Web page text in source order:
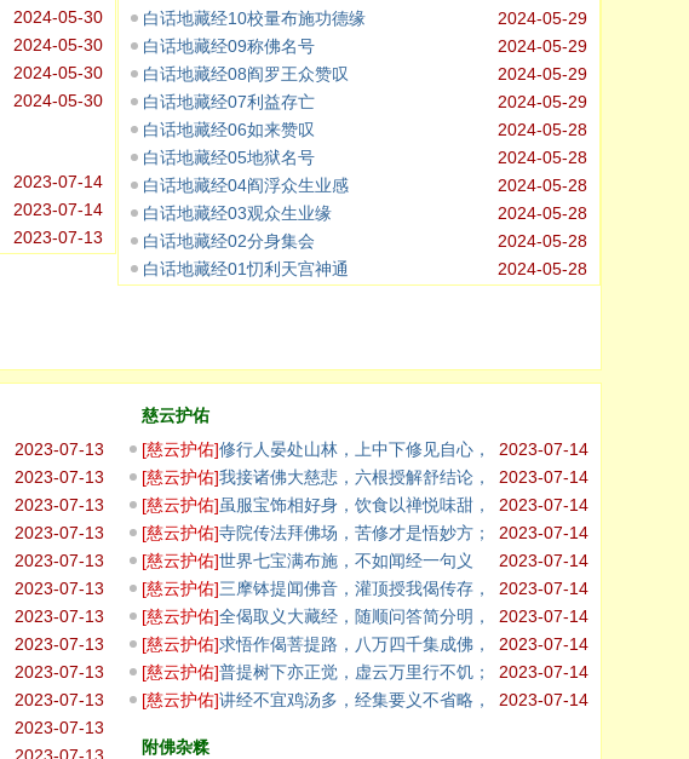
2024-05-30
2024-05-30
2024-05-30
2024-05-30
2023-07-14
2023-07-14
2023-07-13
2024-05-29
白话地藏经10校量布施功德缘
2024-05-29
白话地藏经09称佛名号
2024-05-29
白话地藏经08阎罗王众赞叹
2024-05-29
白话地藏经07利益存亡
2024-05-28
白话地藏经06如来赞叹
2024-05-28
白话地藏经05地狱名号
2024-05-28
白话地藏经04阎浮众生业感
2024-05-28
白话地藏经03观众生业缘
2024-05-28
白话地藏经02分身集会
2024-05-28
白话地藏经01忉利天宫神通
2023-07-13
2023-07-13
2023-07-13
2023-07-13
2023-07-13
2023-07-13
2023-07-13
2023-07-13
2023-07-13
2023-07-13
2023-07-13
慈云护佑
2023-07-14
[慈云护佑]修行人晏处山林，上中下修见自心，
自在力通
2023-07-14
[慈云护佑]我接诸佛大慈悲，六根授解舒结论，
性净妙法
2023-07-14
[慈云护佑]虽服宝饰相好身，饮食以禅悦味甜，
博奕戏处
2023-07-14
[慈云护佑]寺院传法拜佛场，苦修才是悟妙方；
肉身不抛
2023-07-14
[慈云护佑]世界七宝满布施，不如闻经一句义
，教百亿
2023-07-14
[慈云护佑]三摩钵提闻佛音，灌顶授我偈传存，
若闻受持
2023-07-14
[慈云护佑]全偈取义大藏经，随顺问答简分明，
历年苦修
2023-07-14
[慈云护佑]求悟作偈菩提路，八万四千集成佛，
如来唯心
2023-07-14
[慈云护佑]普提树下亦正觉，虚云万里行不饥；
修行何需
2023-07-14
[慈云护佑]讲经不宜鸡汤多，经集要义不省略，
附佛杂糅